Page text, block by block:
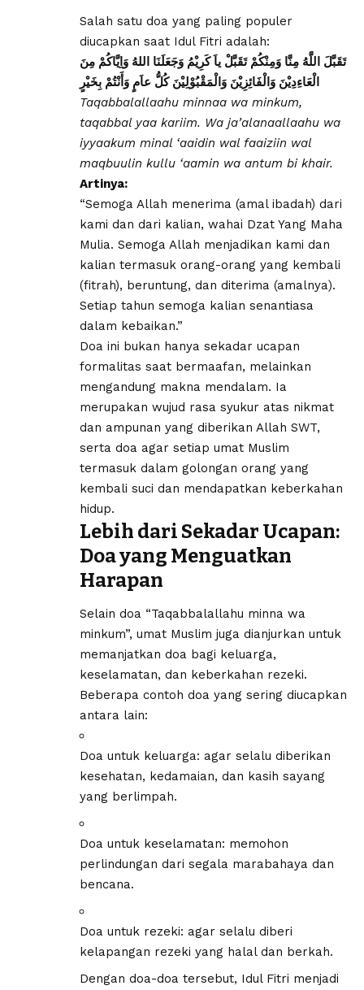
Salah satu doa yang paling populer
diucapkan saat Idul Fitri adalah:
تَقَبَّلَ اللَّهُ مِنَّا وَمِنْكُمْ تَقَبَّلْ ياَ كَرِيْمُ وَجَعَلَنَا اللهُ وَاِيَّاكُمْ مِنَ
الْعَاءِدِيْنَ وَالْفَائِزِيْنَ وَالْمَقْبُوْلِيْنَ كُلُّ عاَمٍ وَأَنْتُمْ بِخَيْرٍ
Taqabbalallaahu minnaa wa minkum,
taqabbal yaa kariim. Wa ja’alanaallaahu wa
iyyaakum minal ‘aaidin wal faaiziin wal
maqbuulin kullu ‘aamin wa antum bi khair.
Artinya:
“Semoga Allah menerima (amal ibadah) dari
kami dan dari kalian, wahai Dzat Yang Maha
Mulia. Semoga Allah menjadikan kami dan
kalian termasuk orang-orang yang kembali
(fitrah), beruntung, dan diterima (amalnya).
Setiap tahun semoga kalian senantiasa
dalam kebaikan.”
Doa ini bukan hanya sekadar ucapan
formalitas saat bermaafan, melainkan
mengandung makna mendalam. Ia
merupakan wujud rasa syukur atas nikmat
dan ampunan yang diberikan Allah SWT,
serta doa agar setiap umat Muslim
termasuk dalam golongan orang yang
kembali suci dan mendapatkan keberkahan
hidup.
Lebih dari Sekadar Ucapan:
Doa yang Menguatkan
Harapan
Selain doa “Taqabbalallahu minna wa
minkum”, umat Muslim juga dianjurkan untuk
memanjatkan doa bagi keluarga,
keselamatan, dan keberkahan rezeki.
Beberapa contoh doa yang sering diucapkan
antara lain:
Doa untuk keluarga: agar selalu diberikan
kesehatan, kedamaian, dan kasih sayang
yang berlimpah.
Doa untuk keselamatan: memohon
perlindungan dari segala marabahaya dan
bencana.
Doa untuk rezeki: agar selalu diberi
kelapangan rezeki yang halal dan berkah.
Dengan doa-doa tersebut, Idul Fitri menjadi